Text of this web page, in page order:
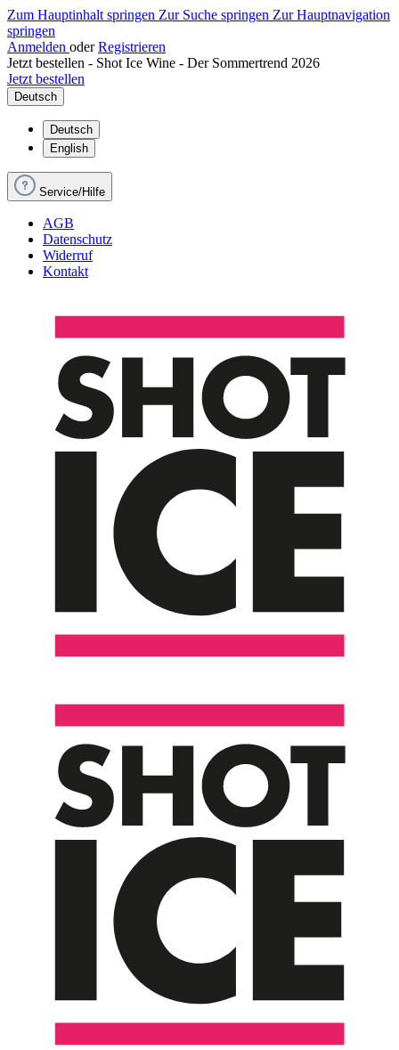
Zum Hauptinhalt springen Zur Suche springen Zur Hauptnavigation
springen
Anmelden oder Registrieren
Jetzt bestellen - Shot Ice Wine - Der Sommertrend 2026
Jetzt bestellen
Deutsch
Deutsch
English
Service/Hilfe
AGB
Datenschutz
Widerruf
Kontakt